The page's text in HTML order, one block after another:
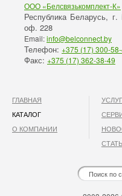
ООО «Белсвязькомплект-К»
Республика Беларусь, г.
оф. 228
Email:info@belconnect.by
Телефон: +375 (17) 300-
Факс: +375 (17) 362-38-49
ГЛАВНАЯ
КАТАЛОГ
О КОМПАНИИ